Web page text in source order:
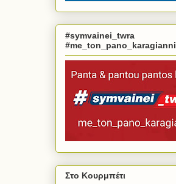
#symvainei_twra
#me_ton_pano_karagianni
Στο Κουρμπέτι